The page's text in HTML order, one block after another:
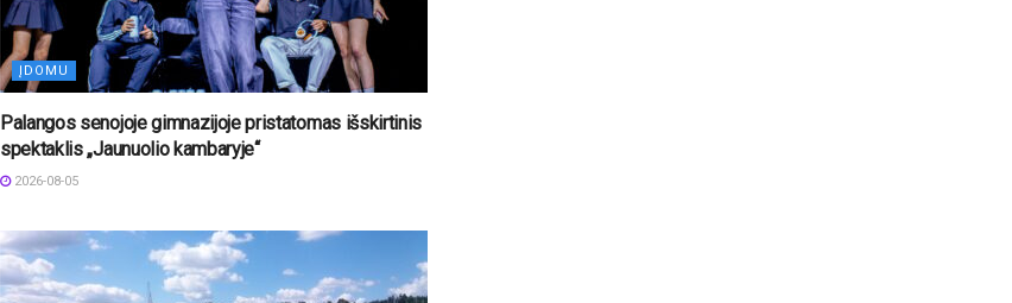
ĮDOMU
Palangos senojoje gimnazijoje pristatomas išskirtinis
spektaklis „Jaunuolio kambaryje“
2026-08-05